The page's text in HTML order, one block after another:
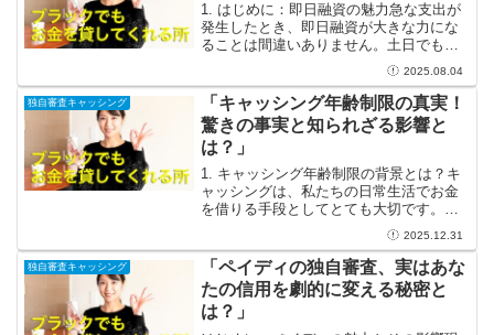
1. はじめに：即日融資の魅力急な支出が
発生したとき、即日融資が大きな力にな
ることは間違いありません。土日でも資
金を調達できる中小消費者金融の存在
は、多忙な現代人にとって非常に魅力的
です。給与日前のピンチや予期せぬ出費
に対応するため、銀行の...
2025.08.04
独自審査キャッシング
「キャッシング年齢制限の真実！
驚きの事実と知られざる影響と
は？」
1. キャッシング年齢制限の背景とは？キ
ャッシングは、私たちの日常生活でお金
を借りる手段としてとても大切です。し
かし、多くの方が知らないかもしれない
のが、キャッシングには年齢制限がある
ということです。具体的には、日本では
20歳以上の人がキャ...
2025.12.31
独自審査キャッシング
「ペイディの独自審査、実はあな
たの信用を劇的に変える秘密と
は？」